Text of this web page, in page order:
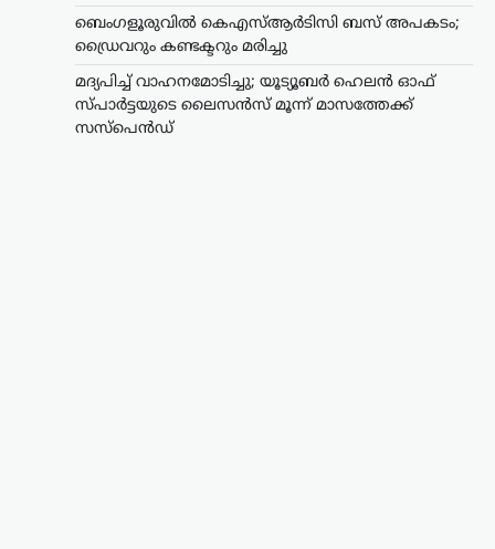
ബെംഗളൂരുവിൽ കെഎസ്ആർടിസി ബസ് അപകടം;
ഡ്രൈവറും കണ്ടക്ടറും മരിച്ചു
മദ്യപിച്ച് വാഹനമോടിച്ചു; യൂട്യൂബർ ഹെലൻ ഓഫ്
സ്പാർട്ടയുടെ ലൈസൻസ് മൂന്ന് മാസത്തേക്ക്
സസ്‌പെൻഡ്